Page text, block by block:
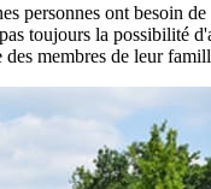
personnes ont besoin
toujours la possibilité
membres de leur